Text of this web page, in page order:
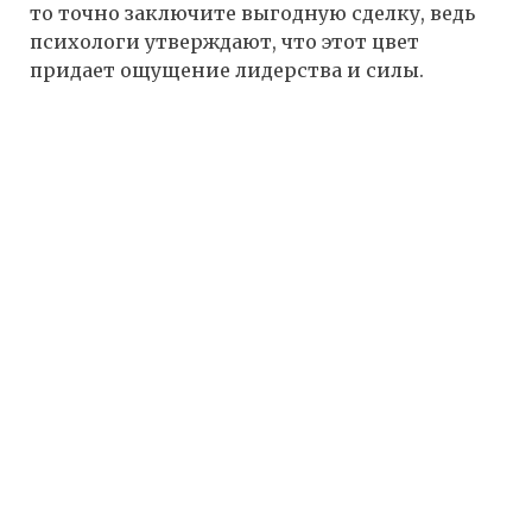
то точно заключите выгодную сделку, ведь
психологи утверждают, что этот цвет
придает ощущение лидерства и силы.